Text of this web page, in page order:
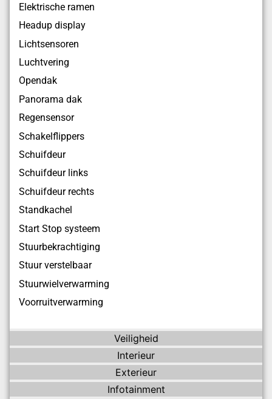
Veiligheid
Interieur
Exterieur
Infotainment
Elektrische ramen
Headup display
Lichtsensoren
Luchtvering
Opendak
Panorama dak
Regensensor
Schakelflippers
Schuifdeur
Schuifdeur links
Schuifdeur rechts
Standkachel
Start Stop systeem
Stuurbekrachtiging
Stuur verstelbaar
Stuurwielverwarming
Voorruitverwarming